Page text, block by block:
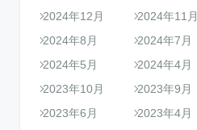
2024年12月
2024年11月
2024年8月
2024年7月
2024年5月
2024年4月
2023年10月
2023年9月
2023年6月
2023年4月